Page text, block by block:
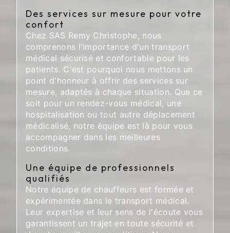
Des services sur mesure pour votre
confort
Chez SAS Remy Christophe, nous
comprenons l'importance d'un transport
médical sécurisé et confortable pour les
patients. C'est pourquoi nous mettons un
point d'honneur à offrir des services sur
mesure, adaptés à chaque situation. Que ce
soit pour un rendez-vous médical, une
hospitalisation ou tout autre déplacement
médicalisé, notre équipe est là pour vous
accompagner dans les meilleures
conditions.
Une équipe de professionnels
qualifiés
Notre équipe de chauffeurs est formée et
expérimentée dans le transport médical.
Leur expertise et leur sens de l'écoute vous
garantissent un trajet en toute sécurité et